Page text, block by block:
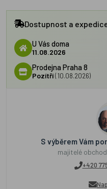
Dostupnost a
U Vás doma
11.08.2026
Prodejna Praha 8
Pozítří(10.08.2026)
S výběrem Vám
majitelé
+420